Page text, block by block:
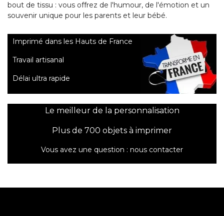
bout de tissu : vous offrez de l'humour, de l'émotion et un
souvenir unique pour les parents et leur bébé.
Imprimé dans les Hauts de France
Travail artisanal
Délai ultra rapide
Le meilleur de la personnalisation
Plus de 700 objets à imprimer
Vous avez une question : nous contacter